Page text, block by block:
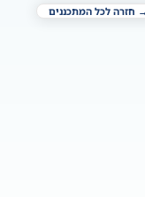
→ חזרה לכל המתכננים